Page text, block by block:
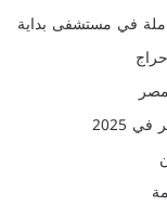
في مستشفى بداية